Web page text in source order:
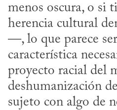
menos oscura, o si
herencia cultural
—, lo que parece
característica
proyecto racial del
deshumanización
sujeto con algo de